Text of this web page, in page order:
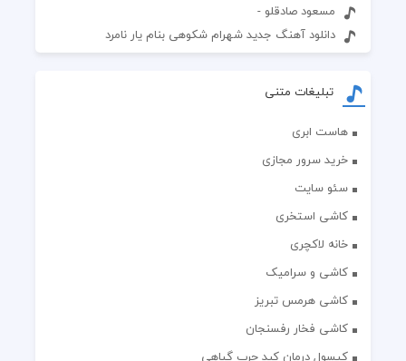
مسعود صادقلو -
دانلود آهنگ جدید شهرام شکوهی بنام یار نامرد
تبلیغات متنی
هاست ابری
خرید سرور مجازی
سئو سایت
کاشی استخری
خانه لاکچری
کاشی و سرامیک
کاشی هرمس تبریز
کاشی فخار رفسنجان
کپسول درمان کبد چرب گیاهی